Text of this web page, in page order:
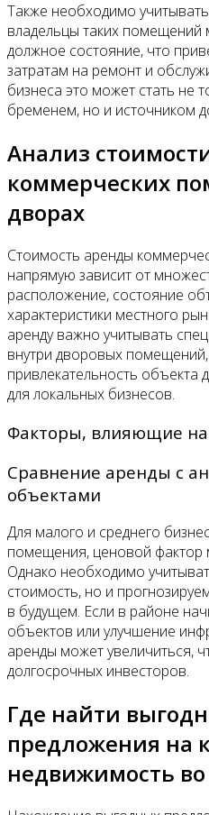
Также необходимо
владельцы таких помещений
должное состояние, что
затратам на ремонт и
бизнеса это может стать не
бременем, но и источником
Анализ
коммерческих
дворах
Стоимость аренды
напрямую зависит от
расположение, состояние
характеристики местного
аренду важно учитывать
внутри дворовых
привлекательность объекта
для локальных бизнесов.
Факторы, влияющие
Сравнение аренды с
объектами
Для малого и среднего
помещения, ценовой
Однако необходимо
стоимость, но и
в будущем. Если в районе
объектов или улучшение
аренды может увеличиться,
долгосрочных инвесторов.
Где найти
предложения на
недвижимость